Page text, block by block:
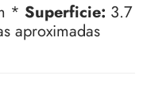
* Superficie: 3.7
aproximadas